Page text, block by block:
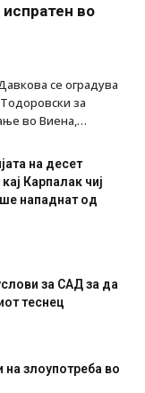
во
се оградува
за
во Виена,…
на десет
Карпалак чиј
нападнат од
за САД за да
теснец
на злоупотреба во